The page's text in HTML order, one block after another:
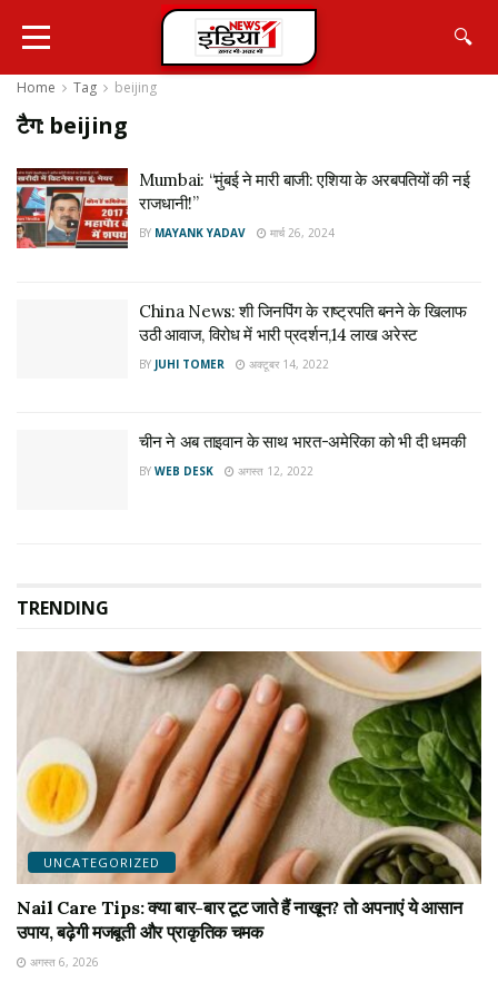
🔍
Home Tag beijing
टैग: beijing
Mumbai: “मुंबई ने मारी बाजी: एशिया के अरबपतियों की नई
राजधानी!”
BY MAYANK YADAV मार्च 26, 2024
China News: शी जिनपिंग के राष्ट्रपति बनने के खिलाफ
उठी आवाज, विरोध में भारी प्रदर्शन,14 लाख अरेस्ट
BY JUHI TOMER अक्टूबर 14, 2022
चीन ने अब ताइवान के साथ भारत-अमेरिका को भी दी धमकी
BY WEB DESK अगस्त 12, 2022
TRENDING
UNCATEGORIZED
Nail Care Tips: क्या बार-बार टूट जाते हैं नाखून? तो अपनाएं ये आसान
उपाय, बढ़ेगी मजबूती और प्राकृतिक चमक
अगस्त 6, 2026